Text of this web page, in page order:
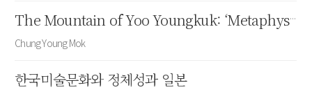
The Mountain of Yoo Youngkuk: ‘Metaphysical Landscape’
Chung Young Mok
한국미술문화와 정체성과 일본